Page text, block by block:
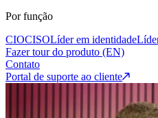
Por função
CIOCISOLíder em identidade
Fazer tour do produto (EN)
Contato
Portal de suporte ao cliente